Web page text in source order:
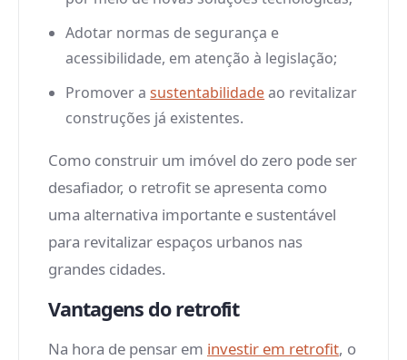
Adotar normas de segurança e
acessibilidade, em atenção à legislação;
Promover asustentabilidadeao revitalizar
construções já existentes.
Como construir um imóvel do zero pode ser
desafiador, o retrofit se apresenta como
uma alternativa importante e sustentável
para revitalizar espaços urbanos nas
grandes cidades.
Vantagens do retrofit
Na hora de pensar em investir em retrofit, o